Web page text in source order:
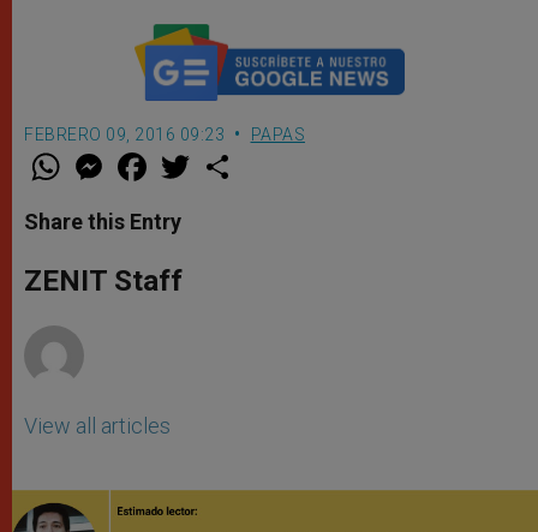
FEBRERO 09, 2016 09:23 PAPAS
W
t
s
p
p
M
e
s
e
g
e
F
a
e
b
o
k
w
Share this Entry
ZENIT Staff
View all articles